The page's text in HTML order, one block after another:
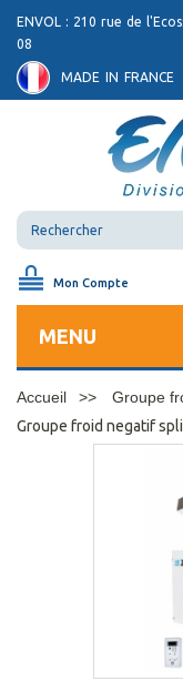
ENVOL : 210 rue de
08
MADE IN FRANCE
Mon Compte
MENU
Accueil Groupe
Groupe froid negatif